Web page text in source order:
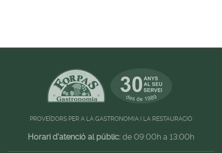
PROVEÏDORS PER A LA GASTRONOMIA I LA RESTAURACIÓ
Horari d'atenció al públic: de 09:00h a 13:00h